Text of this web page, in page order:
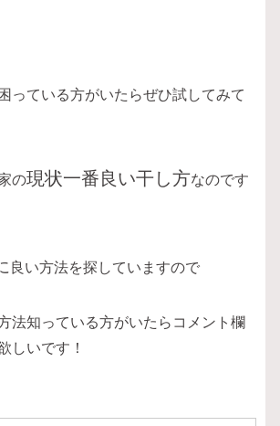
っている方がいたらぜひ試してみて
の現状一番良い干し方なのです
良い方法を探していますので
法知っている方がいたらコメント欄
しいです！